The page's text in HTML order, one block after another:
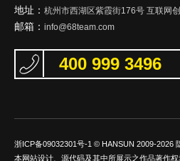
地址： 杭州市西湖区紫霞街176号 互联网
邮箱： info@68team.com
400 999 3496
浙ICP备09032301号-1 © HANSUN 2009-2026
本网站设计、源代码及其中所展示之作品著作